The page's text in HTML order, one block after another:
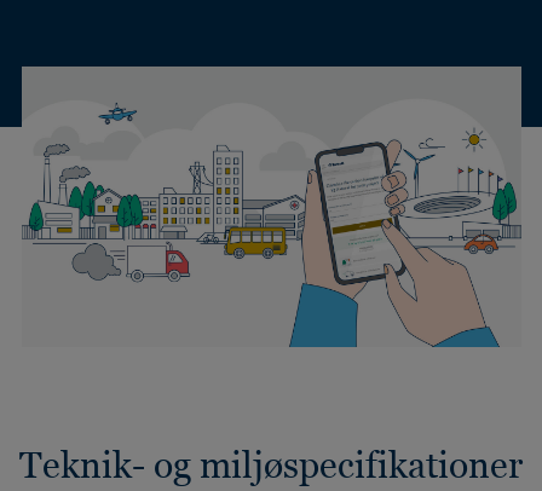
Teknik- og miljøspecifikationer